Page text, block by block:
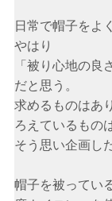
日常で帽子をよ
やはり
「被り心地の良
だと思う。
求めるものはあ
ろえているもの
そう思い企画し
帽子を被ってい